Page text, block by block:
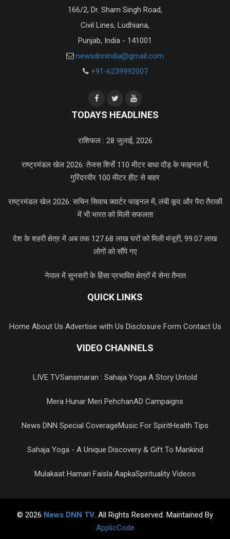
166/2, Dr. Sham Singh Road,
Civil Lines, Ludhiana,
Punjab, India - 141001
newsdnnindia@gmail.com
+91-6239992007
TODAYS HEADLINES
राशिफल : 28 जुलाई, 2026
राष्ट्रमंडल खेल 2026: तेजस शिर्से 110 मीटर बाधा दौड़ के फाइनल में,
गुरिंदरवीर 100 मीटर हीट से बाहर
राष्ट्रमंडल खेल 2026: सचिन सिवाच क्वार्टर फाइनल में, लंबी कूद और पैरा तैराकी
में भी भारत को मिली सफलता
देश के शहरी क्षेत्र में अब तक 127.68 लाख घरों को मिली मंजूरी, 99.07 लाख
लोगों को सौंपे गए
नेपाल में सुनसरी के हिंसा प्रभावित क्षेत्रों में सेना तैनात
QUICK LINKS
Home About Us Advertise with Us Disclosure Form Contact Us
VIDEO CHANNELS
LIVE TVSansmaran : Sahaja Yoga A Story Untold
Mera Hunar Meri PehchanAD Campaigns
News DNN Special CoverageMusic For SpiritHealth Tips
Sahaja Yoga - A Unique Discovery & Gift To Mankind
Mulakaat Hamari Faisla AapkaSpirituality Videos
© 2026 News DNN TV. All Rights Reserved. Maintained By
ApplicCode